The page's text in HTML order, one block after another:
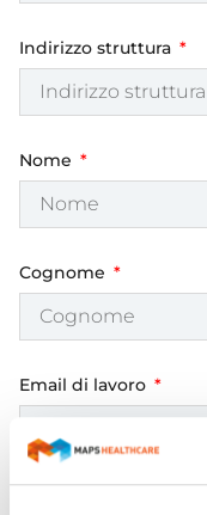
Indirizzo struttura
Nome
Cognome
Email di lavoro